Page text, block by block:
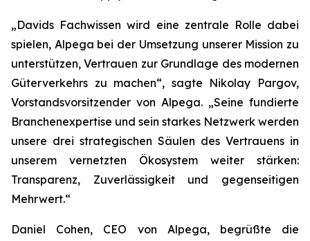
„Davids Fachwissen wird eine zentrale Rolle dabei
spielen, Alpega bei der Umsetzung unserer Mission zu
unterstützen, Vertrauen zur Grundlage des modernen
Güterverkehrs zu machen“, sagte Nikolay Pargov,
Vorstandsvorsitzender von Alpega. „Seine fundierte
Branchenexpertise und sein starkes Netzwerk werden
unsere drei strategischen Säulen des Vertrauens in
unserem vernetzten Ökosystem weiter stärken:
Transparenz, Zuverlässigkeit und gegenseitigen
Mehrwert.“
Daniel Cohen, CEO von Alpega, begrüßte die